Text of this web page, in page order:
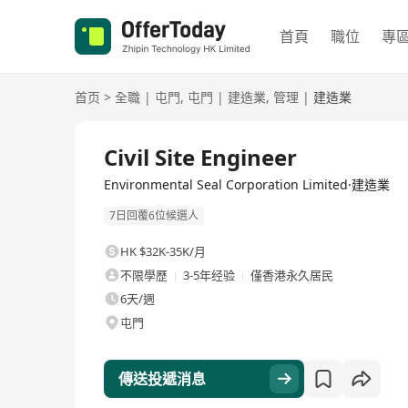
首頁 職位 專
首页 > 全職 | 屯門, 屯門 | 建造業, 管理 | 建造業
Civil Site Engineer
Environmental Seal Corporation Limited·建造業
7日回覆6位候選人
HK $32K-35K/月
不限學歷
3-5年经验
僅香港永久居民
6天/週
屯門
傳送投遞消息